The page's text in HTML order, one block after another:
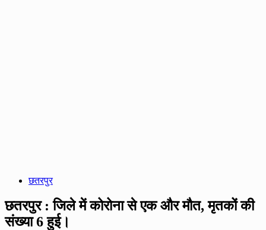
छतरपुर
छतरपुर : जिले में कोरोना से एक और मौत, मृतकों की
संख्या 6 हुई।